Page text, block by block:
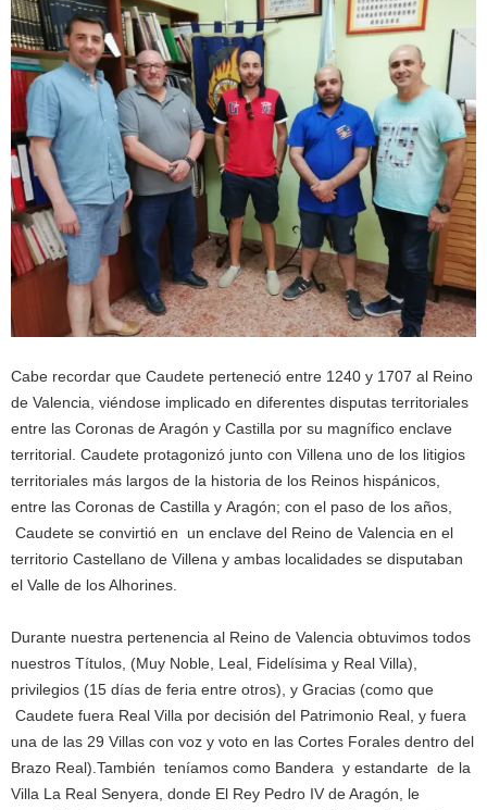
Cabe recordar que Caudete perteneció entre 1240 y 1707 al Reino
de Valencia, viéndose implicado en diferentes disputas territoriales
entre las Coronas de Aragón y Castilla por su magnífico enclave
territorial. Caudete protagonizó junto con Villena uno de los litigios
territoriales más largos de la historia de los Reinos hispánicos,
entre las Coronas de Castilla y Aragón; con el paso de los años,
Caudete se convirtió en un enclave del Reino de Valencia en el
territorio Castellano de Villena y ambas localidades se disputaban
el Valle de los Alhorines.
Durante nuestra pertenencia al Reino de Valencia obtuvimos todos
nuestros Títulos, (Muy Noble, Leal, Fidelísima y Real Villa),
privilegios (15 días de feria entre otros), y Gracias (como que
Caudete fuera Real Villa por decisión del Patrimonio Real, y fuera
una de las 29 Villas con voz y voto en las Cortes Forales dentro del
Brazo Real).También teníamos como Bandera y estandarte de la
Villa La Real Senyera, donde El Rey Pedro IV de Aragón, le